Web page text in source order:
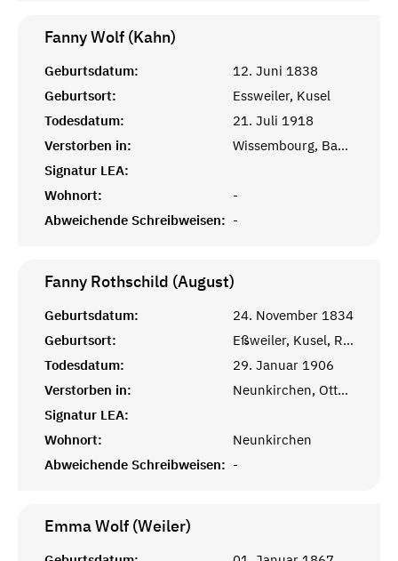
Fanny Wolf (Kahn)
Geburtsdatum:
12. Juni 1838
Geburtsort:
Essweiler, Kusel
Todesdatum:
21. Juli 1918
Verstorben in:
Wissembourg, Bas-Rhin, Alsace
Signatur LEA:
Wohnort:
-
Abweichende Schreibweisen: -
Fanny Rothschild (August)
Geburtsdatum:
24. November 1834
Geburtsort:
Eßweiler, Kusel, Rheinprovinz
Todesdatum:
29. Januar 1906
Verstorben in:
Neunkirchen, Ottweiler
Signatur LEA:
Wohnort:
Neunkirchen
Abweichende Schreibweisen: -
Emma Wolf (Weiler)